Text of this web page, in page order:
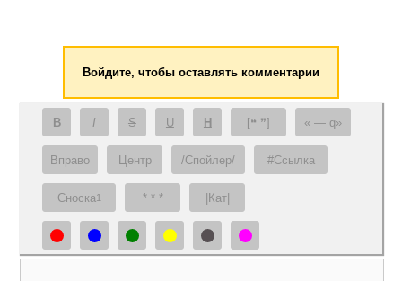
Войдите, чтобы оставлять комментарии
B I S U H [❝ ❞] — q
Вправо Центр /Спойлер/ #Ссылка
Сноска1 * * * |Кат|